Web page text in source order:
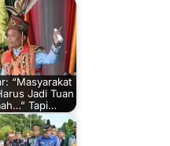
“Masyarakat
Jadi Tuan
Tapi…